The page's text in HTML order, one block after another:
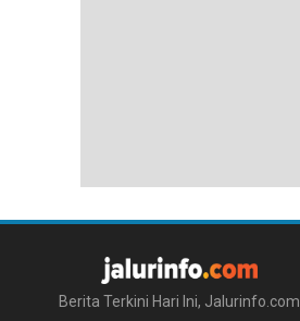
Berita Terkini Hari Ini, Jalurinfo.com